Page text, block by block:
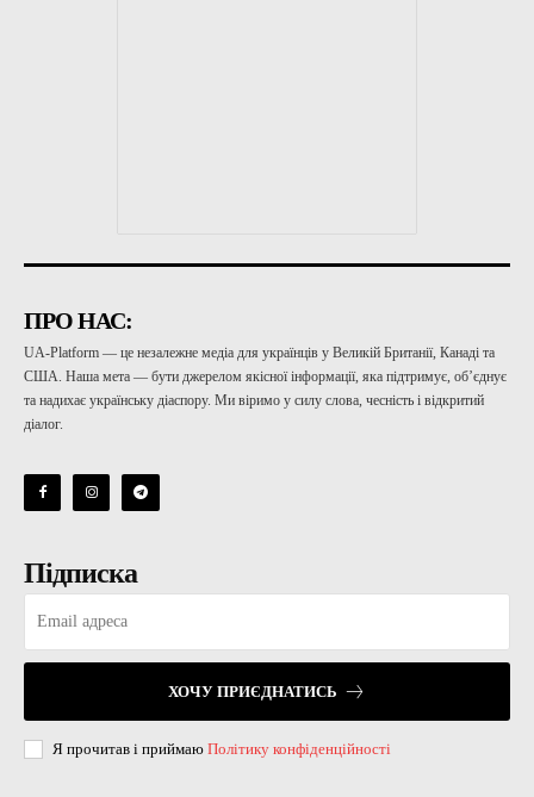
ПРО НАС:
UA-Platform — це незалежне медіа для українців у Великій Британії, Канаді та
США. Наша мета — бути джерелом якісної інформації, яка підтримує, об’єднує
та надихає українську діаспору. Ми віримо у силу слова, чесність і відкритий
діалог.
Підписка
ХОЧУ ПРИЄДНАТИСЬ
Я прочитав і приймаю Політику конфіденційності